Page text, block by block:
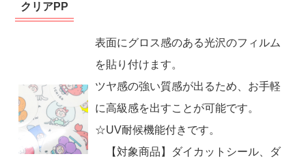
クリアPP
表面にグロス感のある光沢のフィルム
を貼り付けます。
ツヤ感の強い質感が出るため、お手軽
に高級感を出すことが可能です。
☆UV耐候機能付きです。
【対象商品】ダイカットシール、ダ